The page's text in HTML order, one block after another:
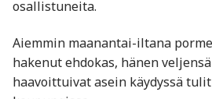
osallistuneita.
Aiemmin maanantai-iltana
hakenut ehdokas, hänen
haavoittuivat asein käydyssä